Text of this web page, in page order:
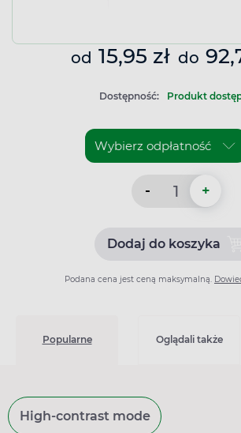
od 15,95 zł do
Dostępność: Produkt
- +
Dodaj do koszyka
Dodaj do
Podana cena jest ceną maksymalną.
Popularne Oglądali także
High-contrast mode